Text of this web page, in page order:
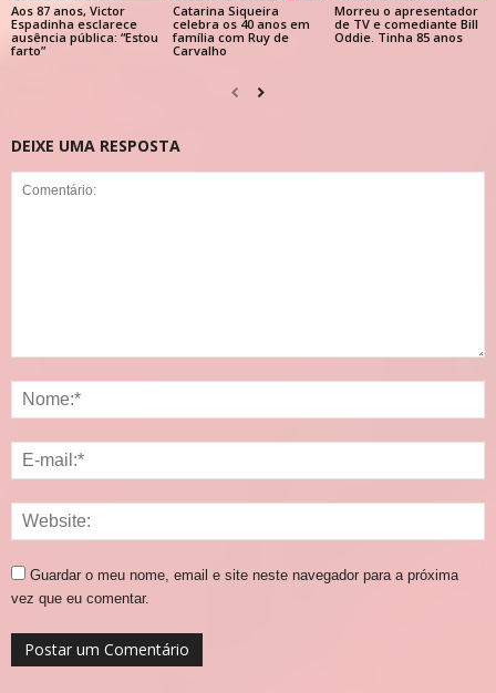
Aos 87 anos, Victor
Espadinha esclarece
ausência pública: “Estou
farto”
Catarina Siqueira
celebra os 40 anos em
família com Ruy de
Carvalho
Morreu o apresentador
de TV e comediante Bill
Oddie. Tinha 85 anos
DEIXE UMA RESPOSTA
Guardar o meu nome, email e site neste navegador para a próxima
vez que eu comentar.